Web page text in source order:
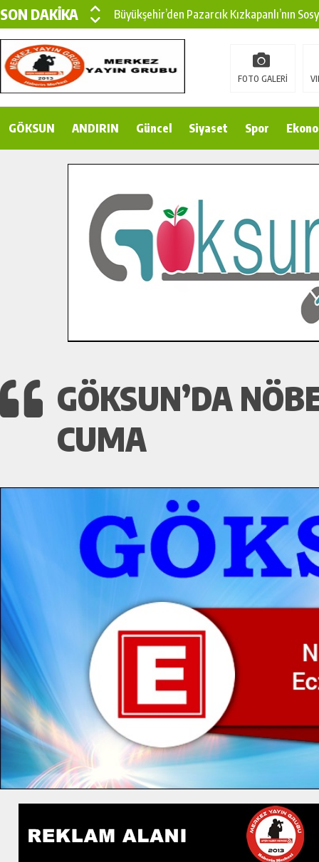
SON DAKİKA
Büyükşehir’den Pazarcık Kızkapanlı’nın
Büyükşehir’den Pazarcık Kırsalına Modern
Çin’den KSÜ’ye Uluslararası Başarı:
Gençler Pusula Maraş Kampında Yeni
İlçe Jandarma Komutanı Karakaya’dan
Bertiz’in Yeni Köprüsünde Sona Doğru.
FOTO GALERİ
GÖKSUN ANDIRIN Güncel Siyaset Spor
GÖKSUN’DA
CUMA